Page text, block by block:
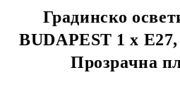
Градинско
BUDAPEST 1 х
Прозрачна